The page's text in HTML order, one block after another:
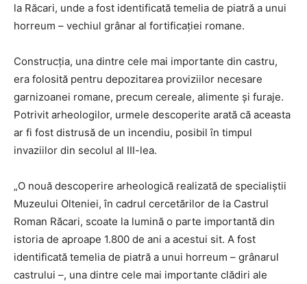
la Răcari, unde a fost identificată temelia de piatră a unui
horreum – vechiul grânar al fortificației romane.
Construcția, una dintre cele mai importante din castru,
era folosită pentru depozitarea proviziilor necesare
garnizoanei romane, precum cereale, alimente și furaje.
Potrivit arheologilor, urmele descoperite arată că aceasta
ar fi fost distrusă de un incendiu, posibil în timpul
invaziilor din secolul al III-lea.
„O nouă descoperire arheologică realizată de specialiștii
Muzeului Olteniei, în cadrul cercetărilor de la Castrul
Roman Răcari, scoate la lumină o parte importantă din
istoria de aproape 1.800 de ani a acestui sit. A fost
identificată temelia de piatră a unui horreum – grânarul
castrului –, una dintre cele mai importante clădiri ale